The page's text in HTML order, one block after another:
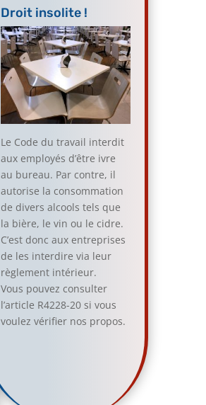
Droit insolite !
Le Code du travail interdit
aux employés d’être ivre
au bureau. Par contre, il
autorise la consommation
de divers alcools tels que
la bière, le vin ou le cidre.
C’est donc aux entreprises
de les interdire via leur
règlement intérieur.
Vous pouvez consulter
l’article R4228-20 si vous
voulez vérifier nos propos.